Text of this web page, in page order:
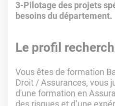
3-Pilotage des projets
besoins du département.
Le profil
Vous êtes de formation
Droit / Assurances, vous
d'une formation en
des risques et d’une